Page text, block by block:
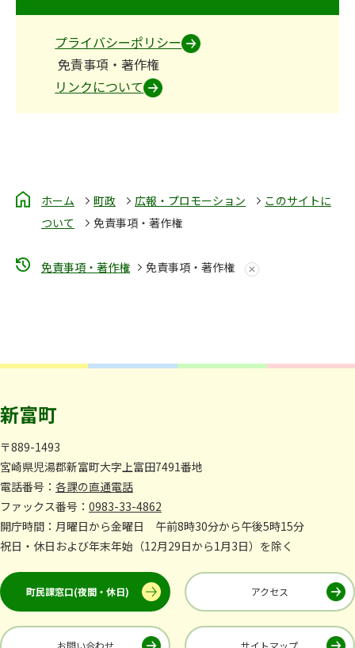
プライバシーポリシー
免責事項・著作権
リンクについて
ホーム 町政 広報・プロモーション
このサイトに
ついて
免責事項・著作権
免責事項・著作権 免責事項・著作権
新富町
〒889-1493
宮崎県児湯郡新富町大字上富田7491番地
電話番号： 各課の直通電話
ファックス番号： 0983-33-4862
開庁時間：月曜日から金曜日 午前8時30分から午後5時15分
祝日・休日および年末年始（12月29日から1月3日）を除く
町民課窓口(夜間・休日) アクセス
お問い合わせ サイトマップ